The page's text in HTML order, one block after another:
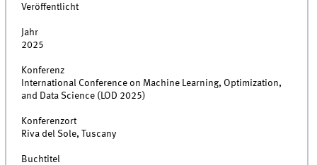
Veröffentlicht
Jahr
2025
Konferenz
International Conference on Machine Learning, Optimization,
and Data Science (LOD 2025)
Konferenzort
Riva del Sole, Tuscany
Buchtitel